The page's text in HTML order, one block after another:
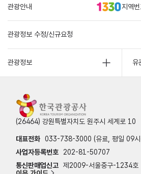
관광안내 지역
관광정보 수정/신규요청
관광정보 유
(26464) 강원특별자치도 원주시 세계로 10
대표전화 033-738-3000 (유료, 평일 09
사업자등록번호
202-81-50707
통신판매업신고 제2009-서울중구-1234호